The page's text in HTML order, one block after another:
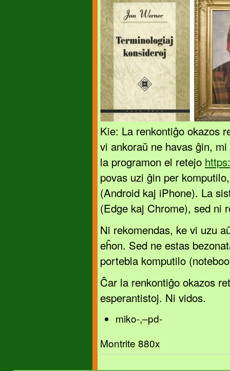
Kie: La renkontiĝo okazos
vi ankoraŭ ne havas ĝin,
la programon el retejo
povas uzi ĝin per
(Android kaj iPhone). La
(Edge kaj Chrome), sed ni
Ni rekomendas, ke vi uzu
eĥon. Sed ne estas
portebla komputilo
Ĉar la renkontiĝo okazos
esperantistoj. Ni vidos.
miko-,–pd-
Montrite 880x